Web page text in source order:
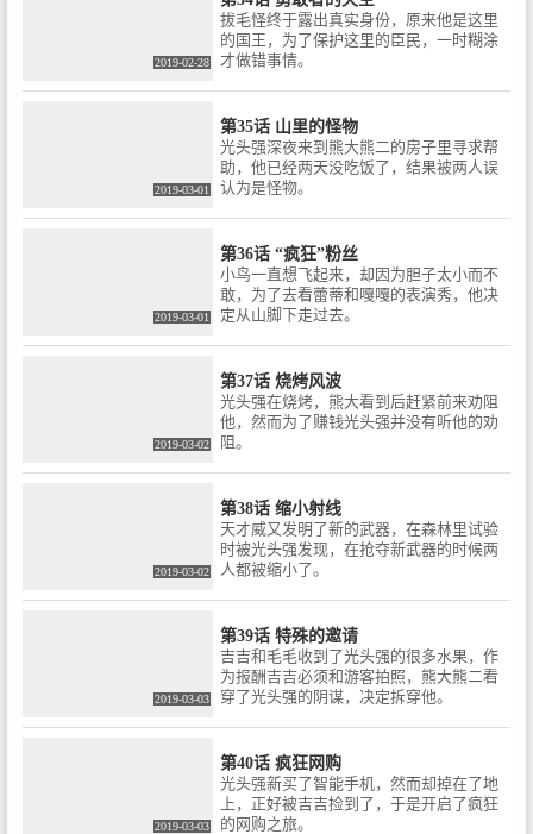
2019-02-28
拔毛怪终于露出真实身份，原来他是这里
的国王，为了保护这里的臣民，一时糊涂
才做错事情。
2019-03-01
第35话 山里的怪物
光头强深夜来到熊大熊二的房子里寻求帮
助，他已经两天没吃饭了，结果被两人误
认为是怪物。
2019-03-01
第36话 “疯狂”粉丝
小鸟一直想飞起来，却因为胆子太小而不
敢，为了去看蕾蒂和嘎嘎的表演秀，他决
定从山脚下走过去。
2019-03-02
第37话 烧烤风波
光头强在烧烤，熊大看到后赶紧前来劝阻
他，然而为了赚钱光头强并没有听他的劝
阻。
2019-03-02
第38话 缩小射线
天才威又发明了新的武器，在森林里试验
时被光头强发现，在抢夺新武器的时候两
人都被缩小了。
2019-03-03
第39话 特殊的邀请
吉吉和毛毛收到了光头强的很多水果，作
为报酬吉吉必须和游客拍照，熊大熊二看
穿了光头强的阴谋，决定拆穿他。
2019-03-03
第40话 疯狂网购
光头强新买了智能手机，然而却掉在了地
上，正好被吉吉捡到了，于是开启了疯狂
的网购之旅。